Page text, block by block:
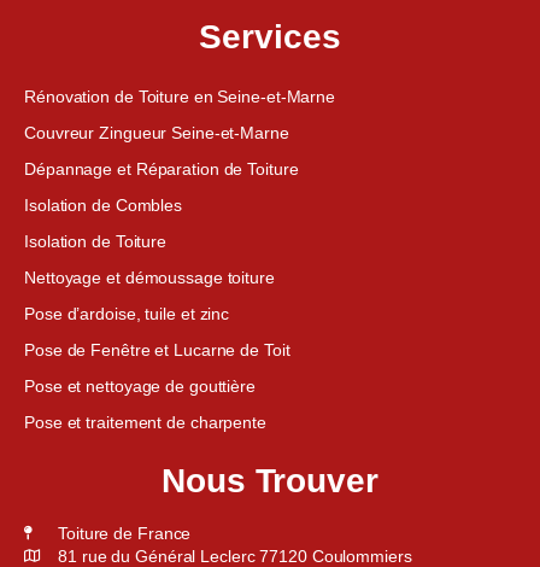
Services
Rénovation de Toiture en Seine-et-Marne
Couvreur Zingueur Seine-et-Marne
Dépannage et Réparation de Toiture
Isolation de Combles
Isolation de Toiture
Nettoyage et démoussage toiture
Pose d’ardoise, tuile et zinc
Pose de Fenêtre et Lucarne de Toit
Pose et nettoyage de gouttière
Pose et traitement de charpente
Nous Trouver
Toiture de France
81 rue du Général Leclerc 77120 Coulommiers